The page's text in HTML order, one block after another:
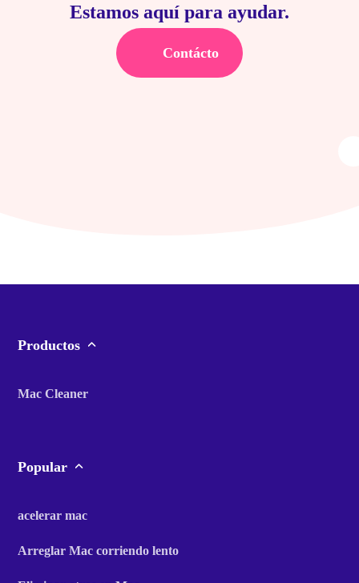
Estamos aquí para ayudar.
Contácto
Productos
Mac Cleaner
Popular
acelerar mac
Arreglar Mac corriendo lento